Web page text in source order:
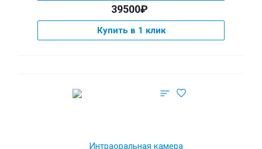
39500₽
Купить в 1 клик